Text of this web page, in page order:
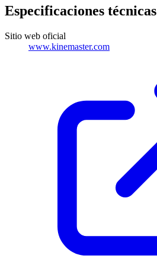
Especificaciones técnicas
Sitio web oficial
www.kinemaster.com